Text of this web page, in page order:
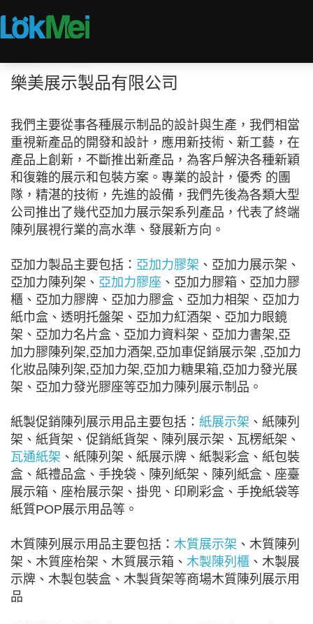
樂美展示製品有限公司
我們主要從事各種展示制品的設計與生產，我們相當
重視新產品的開發和設計，應用新技術、新工藝，在
產品上創新，不斷推出新產品，為客戶解決各種新穎
和復雜的展示和包裝方案。專業的設計，優秀 的團
隊，精湛的技術，先進的設備，我們先後為各類大型
公司推出了幾代亞加力展示架系列產品，代表了終端
陳列展視行業的高水準、發展新方向。
亞加力製品主要包括： 亞加力膠架 、亞加力展示架、
亞加力陳列架、 亞加力膠座 、亞加力膠箱、亞加力膠
櫃、亞加力膠牌、亞加力膠盒、亞加力相架、亞加力
紙巾盒、透明托盤架、亞加力紅酒架、亞加力眼鏡
架、亞加力名片盒、亞加力資料架、亞加力書架,亞
加力膠陳列架,亞加力酒架,亞加車促銷展示架 ,亞加力
化妝品陳列架,亞加力架,亞加力糖果箱,亞加力發光展
架、亞加力發光膠座等亞加力陳列展示制品。
紙製促銷陳列展示用品主要包括： 紙展示架 、紙陳列
架、紙貨架、促銷紙貨架、陳列展示架、瓦楞紙架、
瓦通紙架 、紙陳列架、紙展示牌、紙製彩盒、紙包裝
盒、紙禮品盒、手挽袋、陳列紙架、陳列紙盒、座臺
展示箱、座枱展示架、掛兜、印刷彩盒、手挽紙袋等
紙質POP展示用品等。
木質陳列展示用品主要包括： 木質展示架 、木質陳列
架、木質座枱架、木質展示箱、 木製陳列櫃 、木製展
示牌、木製包裝盒、木製貨架等商場木質陳列展示用
品